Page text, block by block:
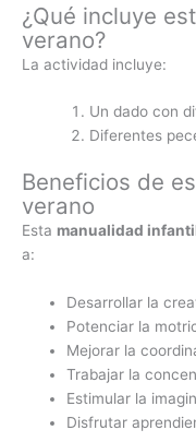
¿Qué incluye
verano?
La actividad incluye:
Un dado con
Diferentes
Beneficios de
verano
Esta manualidad
a:
Desarrollar la
Potenciar la
Mejorar la
Trabajar la
Estimular la
Disfrutar